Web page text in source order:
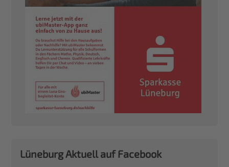
Lüneburg Aktuell auf Facebook